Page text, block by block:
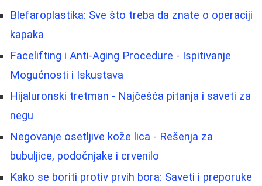
Blefaroplastika: Sve što treba da znate o operaciji
kapaka
Facelifting i Anti-Aging Procedure - Ispitivanje
Mogućnosti i Iskustava
Hijaluronski tretman - Najčešća pitanja i saveti za
negu
Negovanje osetljive kože lica - Rešenja za
bubuljice, podočnjake i crvenilo
Kako se boriti protiv prvih bora: Saveti i preporuke